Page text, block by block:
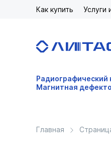
Как купить Услуги
Радиографический
Магнитная
Главная